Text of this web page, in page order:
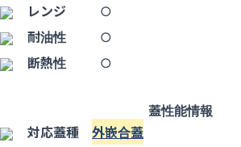
レンジ
○
耐油性
○
断熱性
○
蓋性能情報
対応蓋種 外嵌合蓋